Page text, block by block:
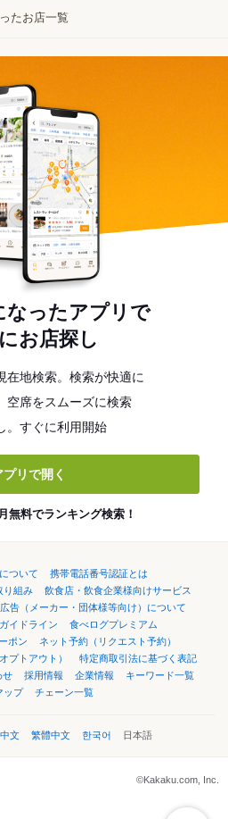
たお店一覧
なったアプリで
お店探し
在地検索。検索が快適に
空席をスムーズに検索
。すぐに利用開始
プリで開く
無料でランキング検索！
ついて
携帯電話番号認証とは
り組み
飲食店・飲食企業様向けサービス
広告（メーカー・団体様等向け）について
イドライン
食べログプレミアム
ポン
ネット予約（リクエスト予約）
プトアウト）
特定商取引法に基づく表記
せ 採用情報 企業情報
キーワード一覧
ップ
チェーン一覧
文 繁體中文 한국어 日本語
©Kakaku.com, Inc.